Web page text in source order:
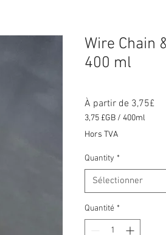
Wire Chain
400 ml
À partir de 3,75£
3,75 £GB / 400ml
3,75 £GB
400
Millilitres
Hors TVA
Quantity *
Sélectionner
Quantité *